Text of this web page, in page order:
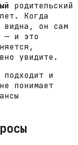
родительский
Когда
видна, он сам
— и это
увидите.
и
понимает